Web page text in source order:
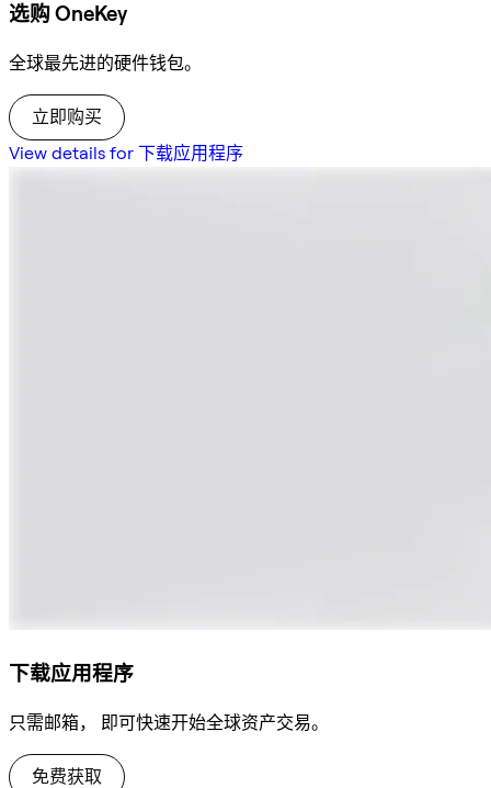
选购 OneKey
全球最先进的硬件钱包。
立即购买
View details for 下载应用程序
下载应用程序
只需邮箱， 即可快速开始全球资产交易。
免费获取